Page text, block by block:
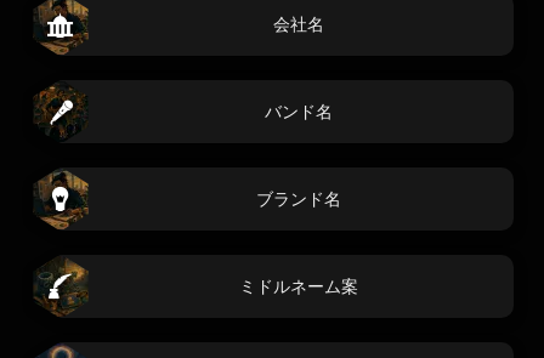
会社名
バンド名
ブランド名
ミドルネーム案